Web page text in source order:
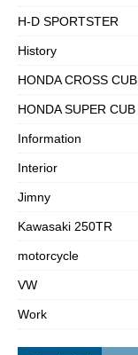
H-D SPORTSTER
History
HONDA CROSS CUB
HONDA SUPER CUB
Information
Interior
Jimny
Kawasaki 250TR
motorcycle
VW
Work